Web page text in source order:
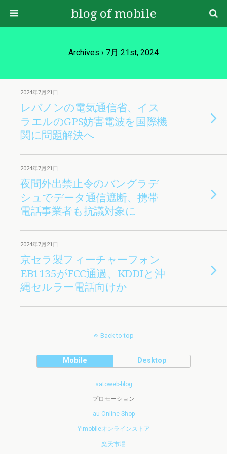
blog of mobile
Archives › 7月 21st, 2024
2024年7月21日
レバノンの電気通信省、イス
ラエルのGPS妨害電波を国際機
関に問題解決へ
2024年7月21日
夜間外出禁止令のバングラデ
シュでデータ通信遮断、携帯
電話事業者も抗議対象に
2024年7月21日
京セラ製フィーチャーフォン
EB1135がFCC通過、KDDIと沖
縄セルラー電話向けか
Back to top
Mobile Desktop
satoweb-blog
プロモーション
au Online Shop
Y!mobileオンラインストア
楽天市場